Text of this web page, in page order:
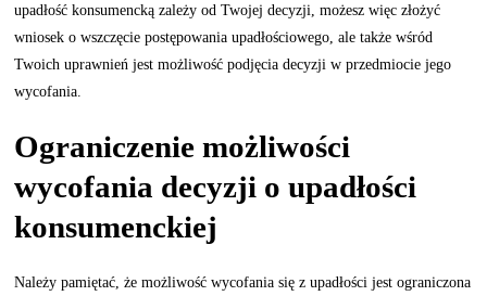
upadłość konsumencką zależy od Twojej decyzji, możesz więc złożyć
wniosek o wszczęcie postępowania upadłościowego, ale także wśród
Twoich uprawnień jest możliwość podjęcia decyzji w przedmiocie jego
wycofania.
Ograniczenie możliwości
wycofania decyzji o upadłości
konsumenckiej
Należy pamiętać, że możliwość wycofania się z upadłości jest ograniczona